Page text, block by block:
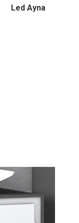
Led Ayna